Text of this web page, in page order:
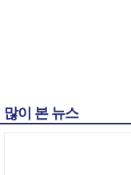
많이 본 뉴스